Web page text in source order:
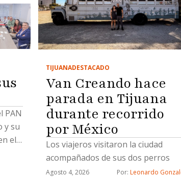
PAN
y su
el
TIJUANADESTACADO
Van Creando hace
parada en Tijuana
durante recorrido
por México
Los viajeros visitaron la ciudad
acompañados de sus dos perros
Agosto 4, 2026 Por: Leonardo